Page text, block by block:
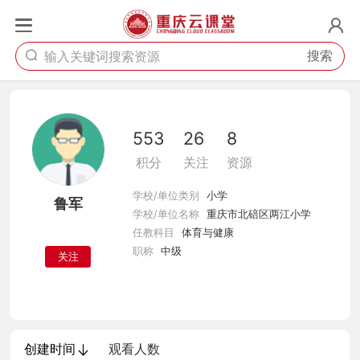
搜索
鲁军
553
积分
26
关注
8
资源
关注
学校/单位类别
小学
学校/单位名称 重庆市北碚区两江小学
任教科目
体育与健康
职称 中级
创建时间 观看人数